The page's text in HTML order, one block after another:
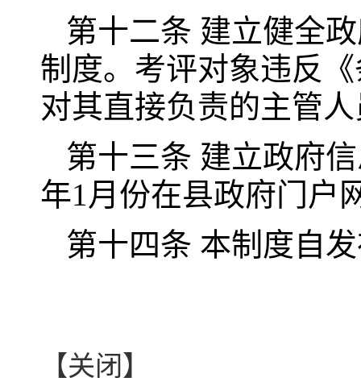
第十二条 建立健全
制度。考评对象违反
对其直接负责的主管
第十三条 建立政府
年1月份在县政府门户
第十四条 本制度自
【关闭】